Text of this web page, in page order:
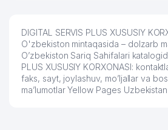
64
EASTERN OILGAS SERVICE
MChJ
65
FORT PRO TRADE XUSUSIY
KORXONASI
DIGITAL SERVIS PLUS XUSUSIY
O'zbekiston mintaqasida – dolzarb
O’zbekiston Sariq Sahifalari
PLUS XUSUSIY KORXONASI:
faks, sayt, joylashuv, mo’ljallar va
ma’lumotlar Yellow Pages